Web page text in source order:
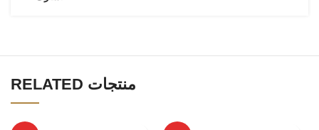
RELATED منتجات